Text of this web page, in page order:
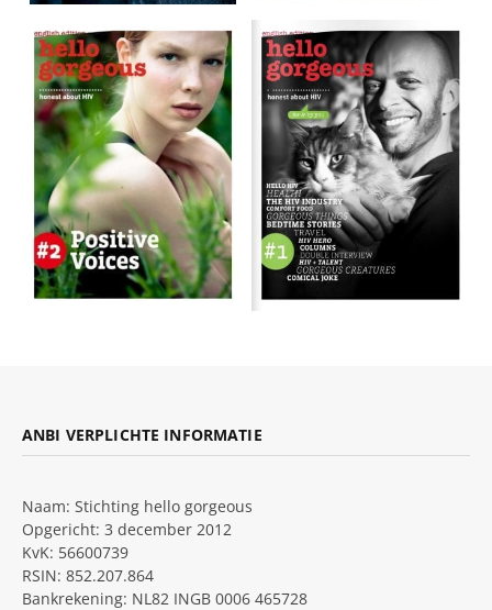
ANBI VERPLICHTE INFORMATIE
Naam: Stichting hello gorgeous
Opgericht: 3 december 2012
KvK: 56600739
RSIN: 852.207.864
Bankrekening: NL82 INGB 0006 465728